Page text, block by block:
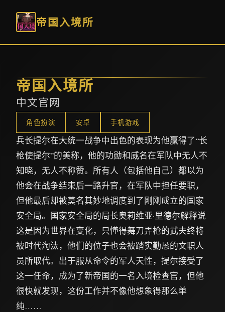
帝国入境所
帝国入境所
中文官网
角色扮演 安卓 手机游戏
兵长提尔在大统一战争中出色的表现为他赢得了“长
枪使提尔”的美称，他的功勋和威名在军队中无人不
知晓，无人不称赞。所有人（包括他自己）都以为
他会在战争结束后一路升官，在军队中担任要职，
但他最后却被莫名其妙地调度到了刚刚成立的国家
安全局。国家安全局的局长奥莉维亚·里德尔解释说
这是因为世界在变化，只懂得舞刀弄枪的武夫终将
被时代淘汰，他们的位子也会被踏实勤恳的文职人
员所取代。出于服从命令的军人天性，提尔接受了
这一任命，成为了新帝国的一名入境检查官，但他
很快就发现，这份工作并不像他想象得那么单
纯……